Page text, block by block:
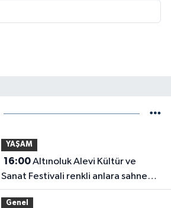
YAŞAM
16:00Altınoluk Alevi Kültür ve
Sanat Festivali renkli anlara sahne
oldu
Genel